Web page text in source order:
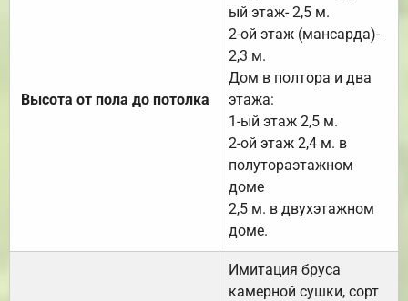
Высота от пола до потолка
ый этаж- 2,5 м.
2-ой этаж (мансарда)-
2,3 м.
Дом в полтора и два
этажа:
1-ый этаж 2,5 м.
2-ой этаж 2,4 м. в
полутораэтажном
доме
2,5 м. в двухэтажном
доме.
Имитация бруса
камерной сушки, сорт